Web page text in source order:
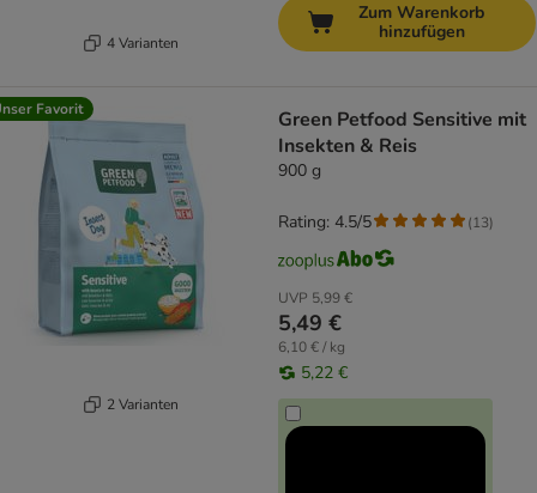
4 Varianten
Zum Warenkorb
hinzufügen
Favorit
2 Varianten
Green Petfood Sensitive mit
Insekten & Reis
900 g
UVP 5,99 €
5,49 €
6,10 € / kg
5,22 €
Rating: 4.5/5 (13)